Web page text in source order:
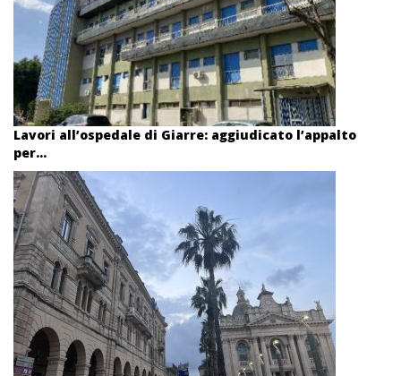
Lavori all’ospedale di Giarre: aggiudicato l’appalto
per...